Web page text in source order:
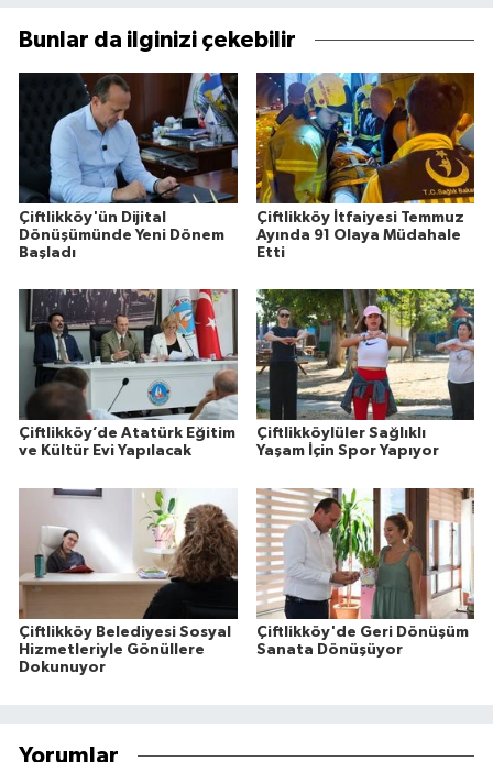
Bunlar da ilginizi çekebilir
Çiftlikköy'ün Dijital
Dönüşümünde Yeni Dönem
Başladı
Çiftlikköy İtfaiyesi Temmuz
Ayında 91 Olaya Müdahale
Etti
Çiftlikköy’de Atatürk Eğitim
ve Kültür Evi Yapılacak
Çiftlikköylüler Sağlıklı
Yaşam İçin Spor Yapıyor
Çiftlikköy Belediyesi Sosyal
Hizmetleriyle Gönüllere
Dokunuyor
Çiftlikköy'de Geri Dönüşüm
Sanata Dönüşüyor
Yorumlar